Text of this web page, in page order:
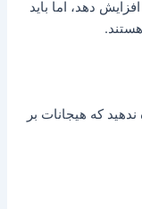
دهد، اما باید
که هیجانات بر